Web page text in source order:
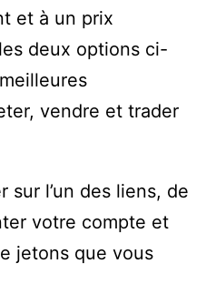
et à un prix
deux options ci-
vendre et trader
l’un des liens, de
votre compte et
jetons que vous